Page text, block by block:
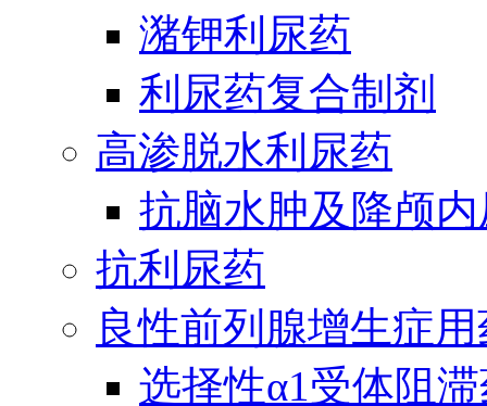
潴钾利尿药
利尿药复合制剂
高渗脱水利尿药
抗脑水肿及降颅
抗利尿药
良性前列腺增生症
选择性α1受体阻